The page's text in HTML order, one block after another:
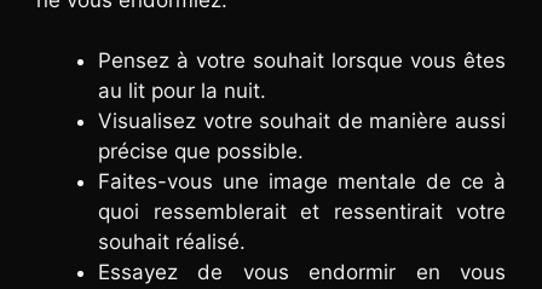
Pensez à votre souhait lorsque vous êtes
au lit pour la nuit.
Visualisez votre souhait de manière aussi
précise que possible.
Faites-vous une image mentale de ce à
quoi ressemblerait et ressentirait votre
souhait réalisé.
Essayez de vous endormir en vous